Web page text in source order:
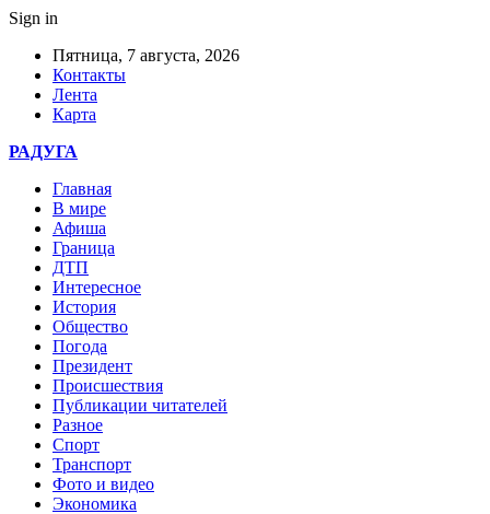
Sign in
Пятница, 7 августа, 2026
Контакты
Лента
Карта
РАДУГА
Главная
В мире
Афиша
Граница
ДТП
Интересное
История
Общество
Погода
Президент
Происшествия
Публикации читателей
Разное
Спорт
Транспорт
Фото и видео
Экономика